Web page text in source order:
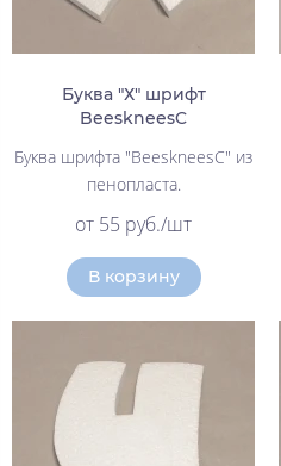
Буква "Х" шрифт
BeeskneesC
Буква шрифта "BeeskneesC" из
пенопласта.
от 55 руб./шт
В корзину